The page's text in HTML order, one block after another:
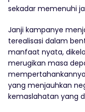
sekadar memenuhi
Janji kampanye
terealisasi dalam
manfaat nyata,
merugikan masa
yang menjauhkan
kemaslahatan yang